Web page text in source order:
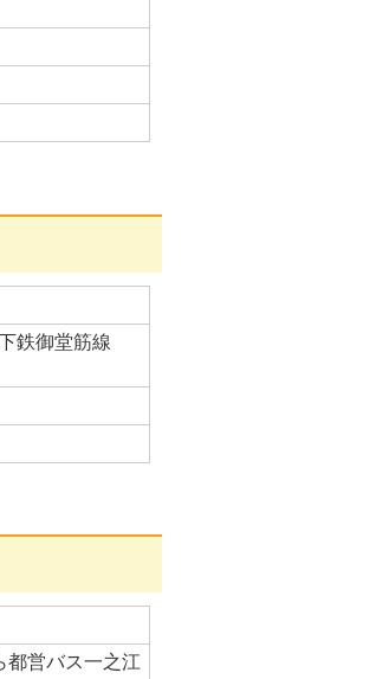
鉄御堂筋線
都営バス一之江